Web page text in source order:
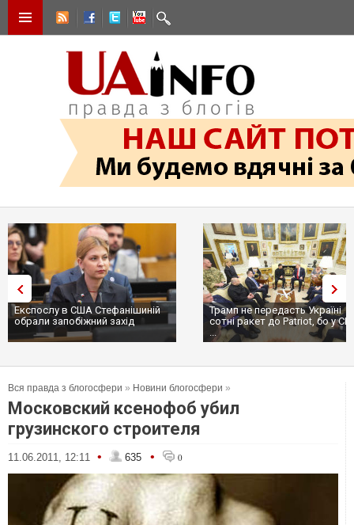
Експослу в США Стефанішиній
обрали запобіжний захід
Трамп не передасть Україні
сотні ракет до Patriot, бо у
...
Вся правда з блогосфери » Новини блогосфери »
Московский ксенофоб убил
грузинского строителя
11.06.2011, 12:11 • 635 • 0